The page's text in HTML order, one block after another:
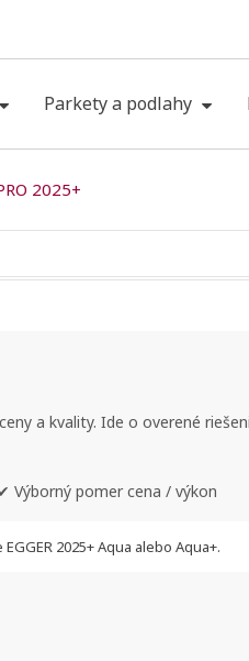
Parkety a podlahy
2025+
a kvality. Ide o overené
Výborný pomer cena / výkon
EGGER 2025+ Aqua alebo Aqua+.